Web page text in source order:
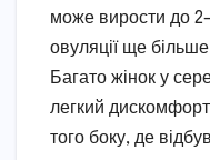
може вирости до
овуляції ще
Багато жінок у
легкий
того боку, де